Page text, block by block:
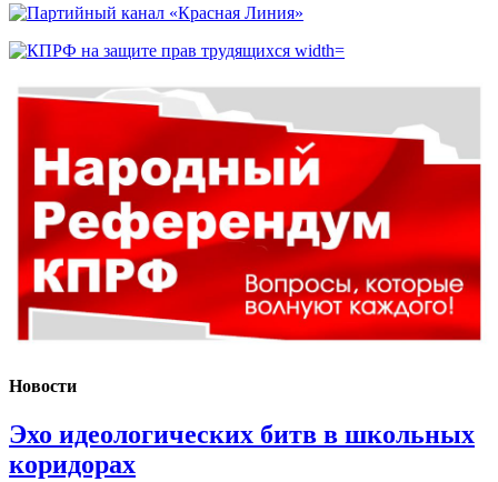
Новости
Эхо идеологических битв в школьных
коридорах